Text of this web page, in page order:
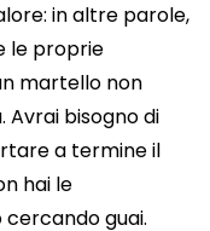
in altre parole,
le proprie
martello non
Avrai bisogno di
a termine il
hai le
guai.